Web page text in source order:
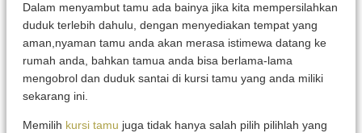
Dalam menyambut tamu ada bainya jika kita mempersilahkan
duduk terlebih dahulu, dengan menyediakan tempat yang
aman,nyaman tamu anda akan merasa istimewa datang ke
rumah anda, bahkan tamua anda bisa berlama-lama
mengobrol dan duduk santai di kursi tamu yang anda miliki
sekarang ini.
Memilih kursi tamu juga tidak hanya salah pilih pilihlah yang